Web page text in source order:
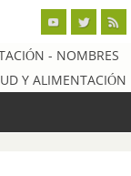
- NOMBRES
Y ALIMENTACIÓN